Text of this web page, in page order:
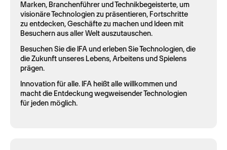
Marken, Branchenführer und Technikbegeisterte, um
visionäre Technologien zu präsentieren, Fortschritte
zu entdecken, Geschäfte zu machen und Ideen mit
Besuchern aus aller Welt auszutauschen.
Besuchen Sie die IFA und erleben Sie Technologien, die
die Zukunft unseres Lebens, Arbeitens und Spielens
prägen.
Innovation für alle. IFA heißt alle willkommen und
macht die Entdeckung wegweisender Technologien
für jeden möglich.